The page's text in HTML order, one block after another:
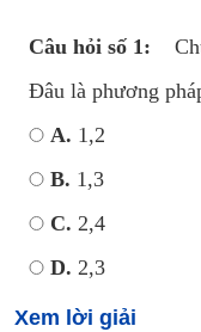
Câu hỏi số 1:
Đâu là phương
A. 1,2
B. 1,3
C. 2,4
D. 2,3
Xem lời giải